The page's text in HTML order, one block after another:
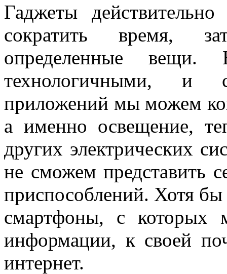
Гаджеты
сократить время,
определенные
технологичными, и
приложений мы можем
а именно освещение,
других электрических
не сможем представить
приспособлений. Хотя
смартфоны, с которых
информации, к своей
интернет.